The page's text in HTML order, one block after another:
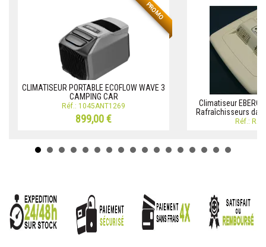
PROMO
CLIMATISEUR PORTABLE ECOFLOW WAVE 3
CAMPING CAR
Réf.: 1045ANT1269
899,00 €
Climatiseur
Rafraîchisseurs
Réf.: